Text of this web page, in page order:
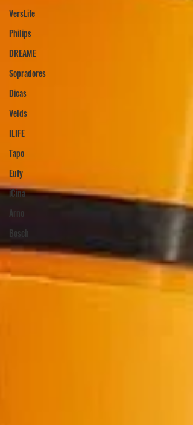
VersLife
Philips
DREAME
Sopradores
Dicas
Velds
ILIFE
Tapo
Eufy
iCina
Arno
Bosch